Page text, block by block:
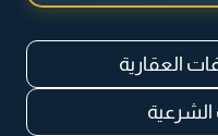
العقلية
العقارية
الشرعية